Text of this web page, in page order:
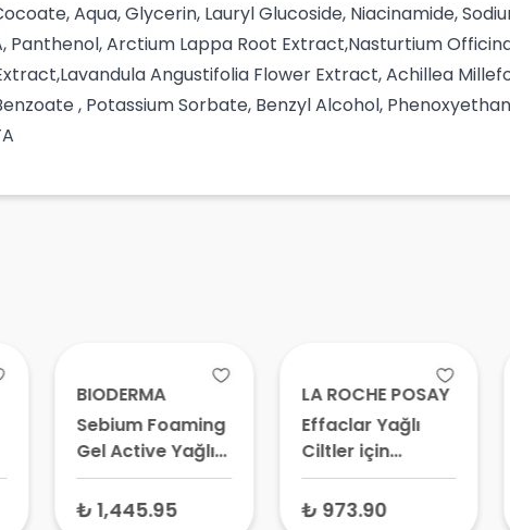
Aqua, Glycerin, Lauryl Glucoside, Niacinamide,
Panthenol, Arctium Lappa Root Extract,Nasturtium
Angustifolia Flower Extract, Achillea
, Potassium Sorbate, Benzyl Alcohol,
BIODERMA
Sebium Foaming
Gel Active Yağlı
Ciltler için
Temizleyici Jel
₺ 1,445.95
LA ROCHE POSAY
Effaclar Yağlı
Ciltler için
Temizleme Jeli
Refill 400 ml
₺ 973.90